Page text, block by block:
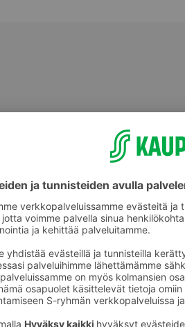
välineet Säilytysrasiat ja -purkit